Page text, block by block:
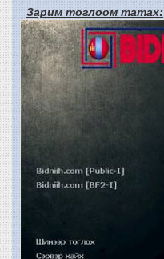
Зарим тоглоом татах: